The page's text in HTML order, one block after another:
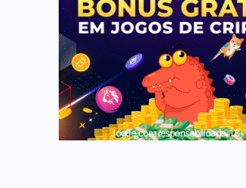
Jogue com responsabilidade. 18+